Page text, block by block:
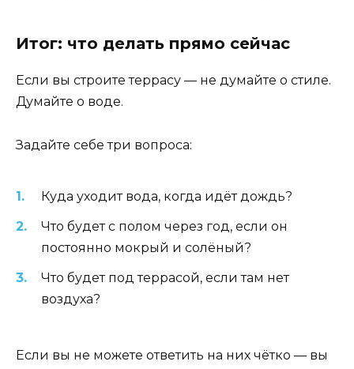
Итог: что делать прямо сейчас
Если вы строите террасу — не думайте о стиле.
Думайте о воде.
Задайте себе три вопроса:
Куда уходит вода, когда идёт дождь?
Что будет с полом через год, если он
постоянно мокрый и солёный?
Что будет под террасой, если там нет
воздуха?
Если вы не можете ответить на них чётко — вы